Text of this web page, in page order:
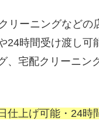
リーニングなどの
24時間受け渡し可
宅配クリーニン
上げ可能・24時